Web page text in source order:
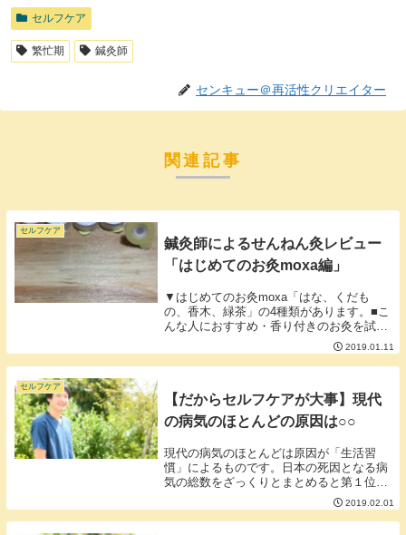
セルフケア
繁忙期 鍼灸師
センキュー＠再活性クリエイター
関連記事
セルフケア
鍼灸師によるせんねん灸レビュー
「はじめてのお灸moxa編」
▼はじめてのお灸moxa「はな、くだも
の、香木、緑茶」の4種類があります。■こ
んな人におすすめ・香り付きのお灸を試し
てみたい方・せんねん灸ビギナーの方・手
や腕をメインにお灸される方・熱いのは嫌
な方■熱感レインボーより少し弱めの熱感
2019.01.11
セルフケア
【だからセルフケアが大事】現代
の病気のほとんどの原因は○○
現代の病気のほとんどは原因が「生活習
慣」によるものです。日本の死因となる病
気の総数をざっくりとまとめると第１位
がん第２位 心臓病第３位 肺炎第4位
脳卒中となります。ランキングのうち生活
習慣が関係しているものをざっくりと上げ
2019.02.01